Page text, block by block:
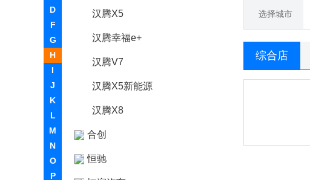
D
F
G
H
I
J
K
L
M
N
O
P
汉腾X5
汉腾幸福e+
汉腾V7
汉腾X5新能源
汉腾X8
合创
恒驰
选择城市
综合店